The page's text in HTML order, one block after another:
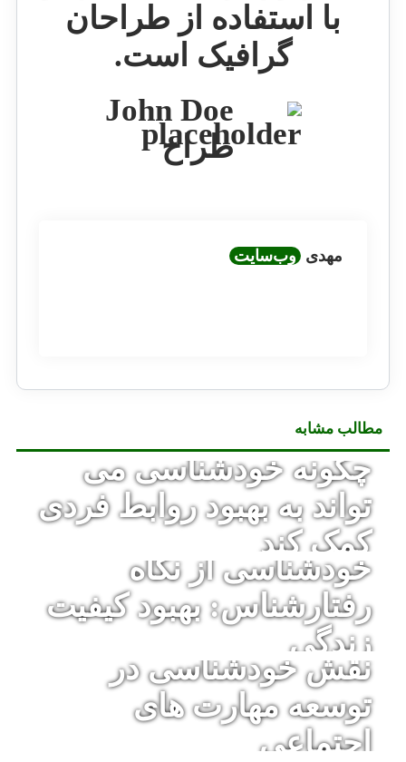
با استفاده از طراحان
گرافیک است.
John Doe
طراح
مهدی وب‌سایت
مطالب مشابه
چگونه خودشناسی می
تواند به بهبود روابط فردی
کمک کند
خودشناسی از نگاه
رفتارشناس: بهبود کیفیت
زندگی
نقش خودشناسی در
توسعه مهارت های
اجتماعی